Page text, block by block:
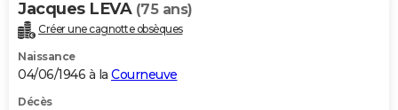
Jacques LEVA (75 ans)
Créer une cagnotte obsèques
Naissance
04/06/1946 à la Courneuve
Décès